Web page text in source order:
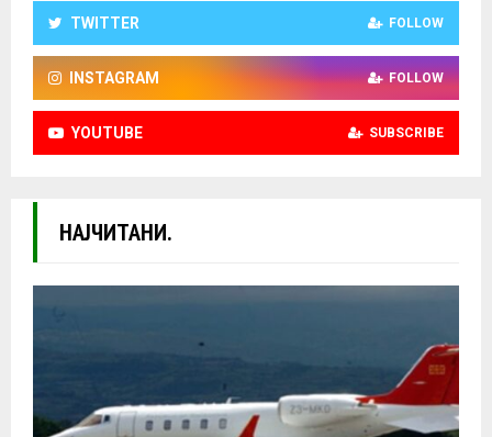
TWITTER FOLLOW
INSTAGRAM FOLLOW
YOUTUBE SUBSCRIBE
НАЈЧИТАНИ.